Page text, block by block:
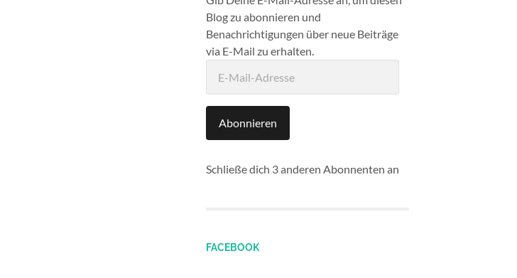
Blog zu abonnieren und
Benachrichtigungen über neue Beiträge
via E-Mail zu erhalten.
Mail-
Abonnieren
Schließe dich 3 anderen Abonnenten an
FACEBOOK